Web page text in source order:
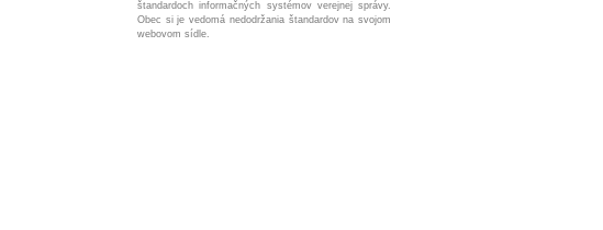
štandardoch informačných systémov verejnej správy.
Obec si je vedomá nedodržania štandardov na svojom
webovom sídle.